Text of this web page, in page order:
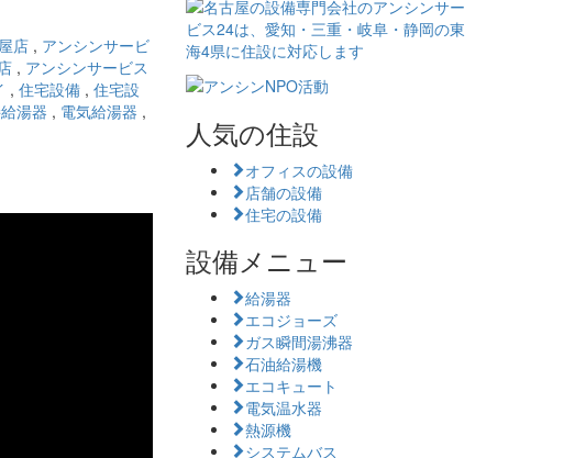
店 , アンシンサービ
, アンシンサービス
, 住宅設備 , 住宅設
湯器 , 電気給湯器 ,
人気の住設
オフィスの設備
店舗の設備
住宅の設備
設備メニュー
給湯器
エコジョーズ
ガス瞬間湯沸器
石油給湯機
エコキュート
電気温水器
熱源機
システムバス